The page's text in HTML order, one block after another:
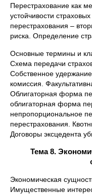
Перестрахование как
устойчивости
перестрахования –
риска. Определение
Основные термины и
Схема передачи
Собственное
комиссия.
Облигаторная форма
облигаторная форма
непропорциональное
перестрахования.
Договоры эксцедента
Тема 8.
Экономическая
Имущественные